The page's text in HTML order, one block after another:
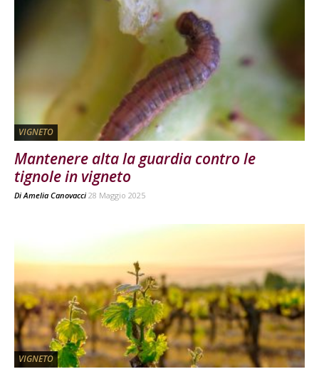
VIGNETO
Mantenere alta la guardia contro le
tignole in vigneto
DiAmelia Canovacci 28 Maggio 2025
VIGNETO